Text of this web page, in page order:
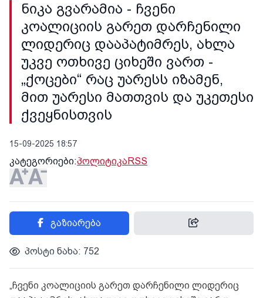
ნიკა გვარამია - ჩვენი
კოალიციის გარეთ დარჩენილი
ლიდერიც დააპატიმრეს, ახლა
უკვე ოთხივე ციხეში ვართ -
„ქოცები“ რაც უარესს იზამენ,
მით უარესი მათთვის და უკეთესი
ქვეყნისთვის
15-09-2025 18:57
კატეგორიები:პოლიტიკა RSS
გაზიარება
პოსტი ნახა: 752
„ჩვენი კოალიციის გარეთ დარჩენილი ლიდერიც